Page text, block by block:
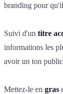
branding pour
Suivi d'un titre
informations les
avoir un ton
Mettez-le en gras